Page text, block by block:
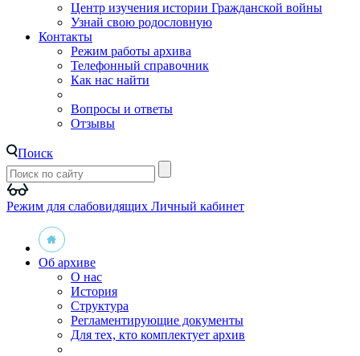
Центр изучения истории Гражданской войны
Узнай свою родословную
Контакты
Режим работы архива
Телефонный справочник
Как нас найти
Вопросы и ответы
Отзывы
Поиск
Режим для слабовидящих Личный кабинет
Об архиве
О нас
История
Структура
Регламентирующие документы
Для тех, кто комплектует архив